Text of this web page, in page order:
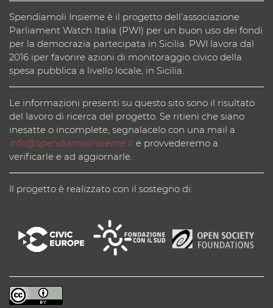
Spendiamoli Insieme è il progetto dell’associazione
Parliament Watch Italia (PWI) per un buon uso dei fondi
per la democrazia partecipata in Sicilia. PWI lavora dal
2016 iper favorire azioni di monitoraggio civico della
spesa pubblica a livello locale, in Sicilia.
Le informazioni presenti su questo sito sono il risultato
del lavoro di ricerca del progetto. Se ritieni che siano
inesatte o incomplete, segnalacelo con una mail a
info@spendiamolinsieme.it e provvederemo a
verificarle e ad aggiornarle.
Il progetto è realizzato con il sostegno di: